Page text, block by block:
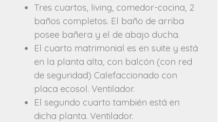
Tres cuartos, living, comedor-cocina, 2
baños completos. El baño de arriba
posee bañera y el de abajo ducha.
El cuarto matrimonial es en suite y está
en la planta alta, con balcón (con red
de seguridad) Calefaccionado con
placa ecosol. Ventilador.
El segundo cuarto también está en
dicha planta. Ventilador.